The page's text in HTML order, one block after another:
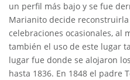
un perfil más bajo y se fue
Marianito decide
celebraciones ocasionales, al
también el uso de este lugar
lugar fue donde se alojaron
hasta 1836. En 1848 el padre